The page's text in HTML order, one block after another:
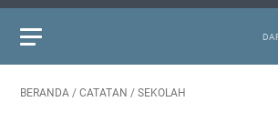
BERANDA / CATATAN / SEKOLAH